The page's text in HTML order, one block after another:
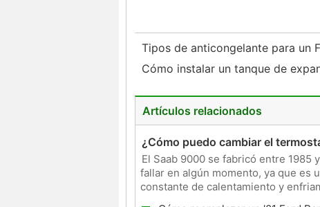
Tipos de anticongelante para un
Cómo instalar un tanque de
Artículos relacionados
¿Cómo puedo cambiar el
El Saab 9000 se fabricó entre 1985
fallar en algún momento, ya que es
constante de calentamiento y